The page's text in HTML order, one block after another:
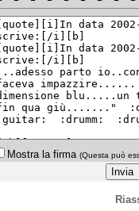
Mostra la firma (Questa può